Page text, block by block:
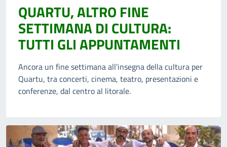
QUARTU, ALTRO FINE
SETTIMANA DI CULTURA:
TUTTI GLI APPUNTAMENTI
Ancora un fine settimana all'insegna della cultura per
Quartu, tra concerti, cinema, teatro, presentazioni e
conferenze, dal centro al litorale.